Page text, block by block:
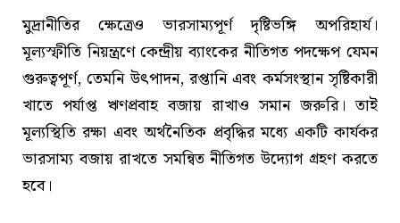
মুদ্রানীতির ক্ষেত্রেও ভারসাম্যপূর্ণ দৃষ্টিভঙ্গি অপরিহার্য।
মূল্যস্ফীতি নিয়ন্ত্রণে কেন্দ্রীয় ব্যাংকের নীতিগত পদক্ষেপ যেমন
গুরুত্বপূর্ণ, তেমনি উৎপাদন, রপ্তানি এবং কর্মসংস্থান সৃষ্টিকারী
খাতে পর্যাপ্ত ঋণপ্রবাহ বজায় রাখাও সমান জরুরি। তাই
মূল্যস্থিতি রক্ষা এবং অর্থনৈতিক প্রবৃদ্ধির মধ্যে একটি কার্যকর
ভারসাম্য বজায় রাখতে সমন্বিত নীতিগত উদ্যোগ গ্রহণ করতে
হবে।